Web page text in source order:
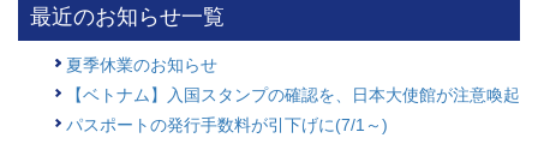
最近のお知らせ一覧
夏季休業のお知らせ
【ベトナム】入国スタンプの確認を、日本大使館が注意喚起
パスポートの発行手数料が引下げに(7/1～)